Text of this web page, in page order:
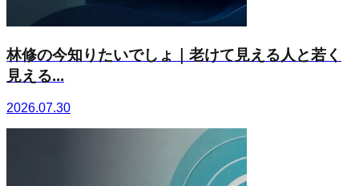
林修の今知りたいでしょ｜老けて見える人と若く
見える...
2026.07.30